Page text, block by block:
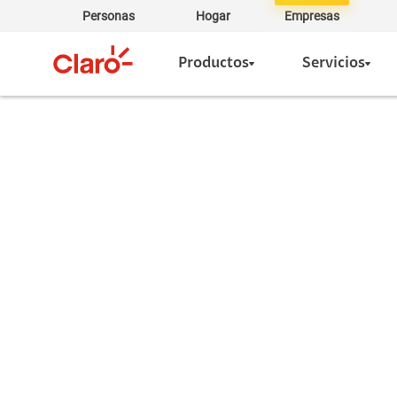
Personas Hogar Empresas
Productos Servicios